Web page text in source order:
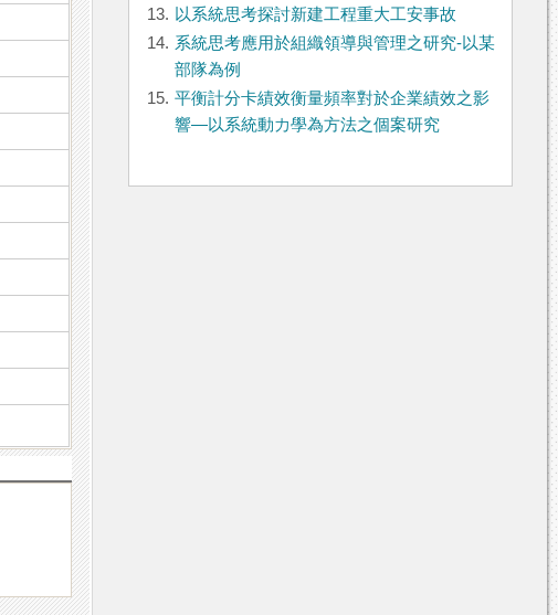
13. 以系統思考探討新建工程重大工安事故
14. 系統思考應用於組織領導與管理之研究-以某
部隊為例
15. 平衡計分卡績效衡量頻率對於企業績效之影
響—以系統動力學為方法之個案研究